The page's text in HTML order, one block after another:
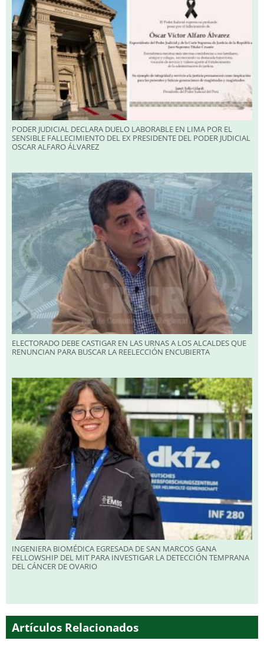
PODER JUDICIAL DECLARA DUELO LABORABLE EN LIMA POR EL
SENSIBLE FALLECIMIENTO DEL EX PRESIDENTE DEL PODER JUDICIAL
OSCAR ALFARO ÁLVAREZ
ELECTORADO DEBE CASTIGAR EN LAS URNAS A LOS ALCALDES QUE
RENUNCIAN PARA BUSCAR LA REELECCIÓN ENCUBIERTA
INGENIERA BIOMÉDICA EGRESADA DE SAN MARCOS GANA
FELLOWSHIP DEL MIT PARA INVESTIGAR LA DETECCIÓN TEMPRANA
DEL CÁNCER DE OVARIO
Artículos Relacionados